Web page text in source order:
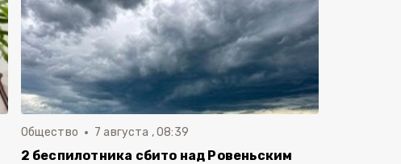
Общество 7 августа , 08:39
2 беспилотника сбито над Ровеньским